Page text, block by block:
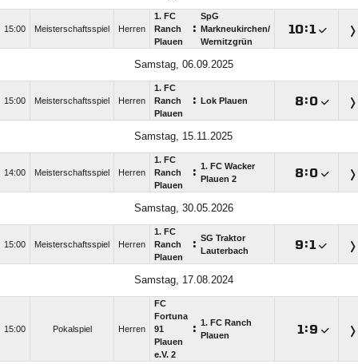
15:00 Meisterschaftsspiel Herren
1. FC
Ranch
Plauen
:
SpG
Markneukirchen/​
Wernitzgrün
:
Samstag, 06.09.2025
15:00 Meisterschaftsspiel Herren
1. FC
Ranch
Plauen
: Lok Plauen :
Samstag, 15.11.2025
14:00 Meisterschaftsspiel Herren
1. FC
Ranch
Plauen
: 1. FC Wacker
Plauen 2
:
Samstag, 30.05.2026
15:00 Meisterschaftsspiel Herren
1. FC
Ranch
Plauen
: SG Traktor
Lauterbach
:
Samstag, 17.08.2024
15:00 Pokalspiel Herren
FC
Fortuna
91
Plauen
e.V. 2
: 1. FC Ranch
Plauen
: